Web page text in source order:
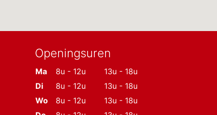
Openingsuren
Ma 8u - 12u
13u - 18u
Di
8u - 12u
13u - 18u
Wo
8u - 12u
13u - 18u